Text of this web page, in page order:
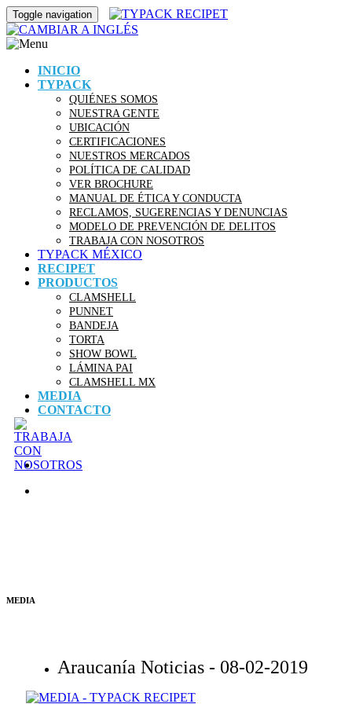
Toggle navigation
INICIO
TYPACK
QUIÉNES SOMOS
NUESTRA GENTE
UBICACIÓN
CERTIFICACIONES
NUESTROS MERCADOS
POLÍTICA DE CALIDAD
VER BROCHURE
MANUAL DE ÉTICA Y CONDUCTA
RECLAMOS, SUGERENCIAS Y DENUNCIAS
MODELO DE PREVENCIÓN DE DELITOS
TRABAJA CON NOSOTROS
TYPACK MÉXICO
RECIPET
PRODUCTOS
CLAMSHELL
PUNNET
BANDEJA
TORTA
SHOW BOWL
LÁMINA PAI
CLAMSHELL MX
MEDIA
CONTACTO
MEDIA
Araucanía Noticias - 08-02-2019